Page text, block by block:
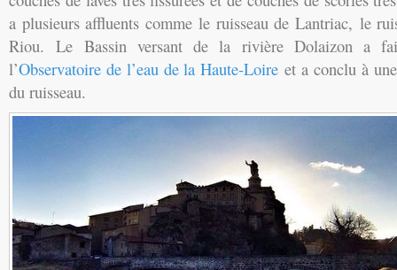
a plusieurs affluents comme le ruisseau de Lantriac, le
Riou.Le Bassin versant de la rivière Dolaizon a
l’Observatoire de l’eau de la Haute-Loire et a conclu à
du ruisseau.